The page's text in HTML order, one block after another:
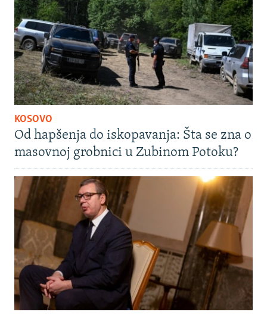
KOSOVO
Od hapšenja do iskopavanja: Šta se zna o
masovnoj grobnici u Zubinom Potoku?